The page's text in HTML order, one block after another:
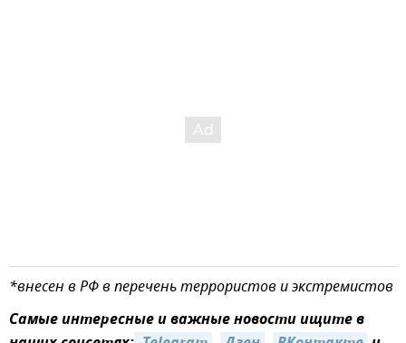
*внесен в РФ в перечень террористов и экстремистов
Самые интересные и важные новости ищите в